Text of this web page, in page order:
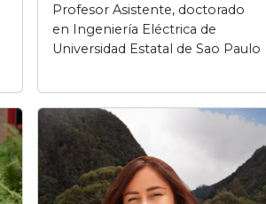
Profesor Asistente, doctorado
en Ingeniería Eléctrica de
Universidad Estatal de Sao Paulo